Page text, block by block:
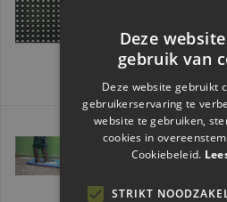
Direct leverbaar
Ontsmettingsmat | tbv
85x60x3cm | blauw
Deze
gebruik van
Deze website gebruikt
gebruikerservaring te
website te gebruiken,
cookies in
Cookiebeleid.
STRIKT